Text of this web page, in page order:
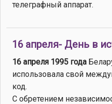
телеграфный аппарат.
16 апреля- День в
16 апреля 1995 года
использовала свой
код.
С обретением